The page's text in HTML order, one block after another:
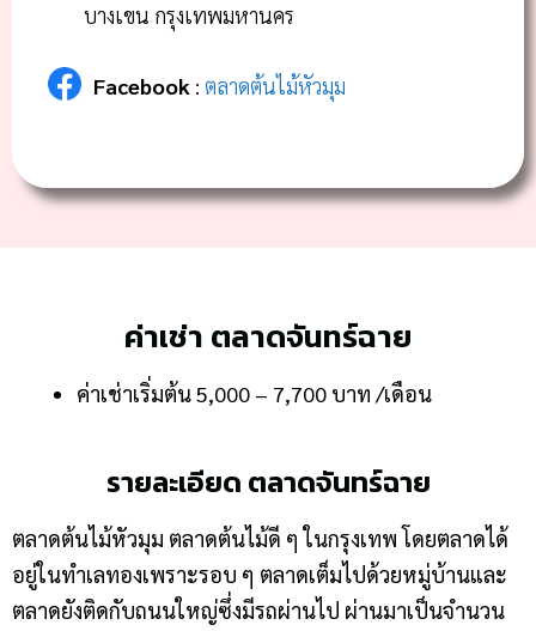
บางเขน กรุงเทพมหานคร
Facebook : ตลาดต้นไม้หัวมุม
ค่าเช่า ตลาดจันทร์ฉาย
ค่าเช่าเริ่มต้น 5,000 – 7,700 บาท /เดือน
รายละเอียด ตลาดจันทร์ฉาย
ตลาดต้นไม้หัวมุม ตลาดต้นไม้ดี ๆ ในกรุงเทพ โดยตลาดได้
อยู่ในทำเลทองเพราะรอบ ๆ ตลาดเต็มไปด้วยหมู่บ้านและ
ตลาดยังติดกับถนนใหญ่ซึ่งมีรถผ่านไป ผ่านมาเป็นจำนวน